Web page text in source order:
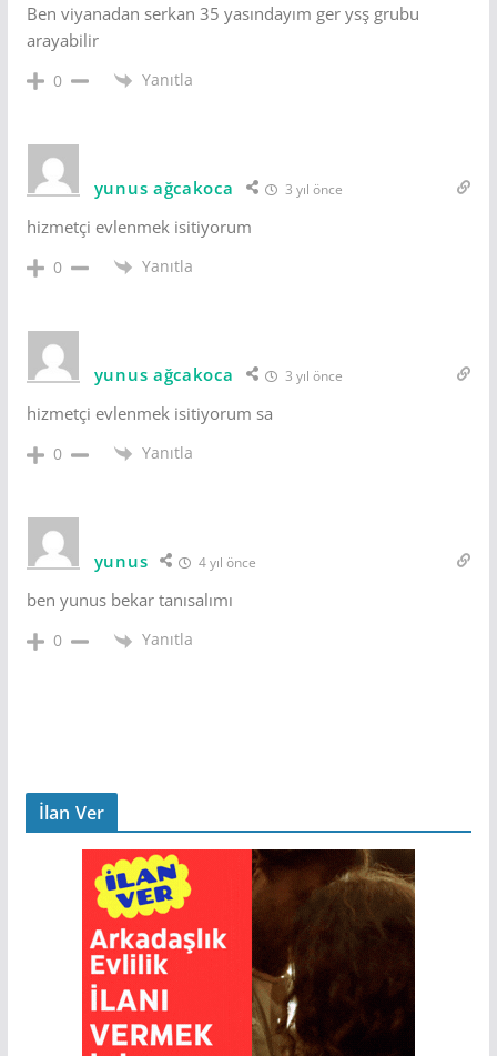
Ben viyanadan serkan 35 yasındayım ger ysş grubu
arayabilir
0 Yanıtla
yunus ağcakoca 3 yıl önce
hizmetçi evlenmek isitiyorum
0 Yanıtla
yunus ağcakoca 3 yıl önce
hizmetçi evlenmek isitiyorum sa
0 Yanıtla
yunus 4 yıl önce
ben yunus bekar tanısalımı
0 Yanıtla
İlan Ver